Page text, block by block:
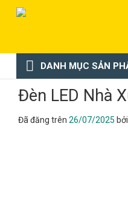
Chuyển
dung
DANH MỤC SẢN
Đèn LED Nhà
Đã đăng trên 26/07/2025 bởi